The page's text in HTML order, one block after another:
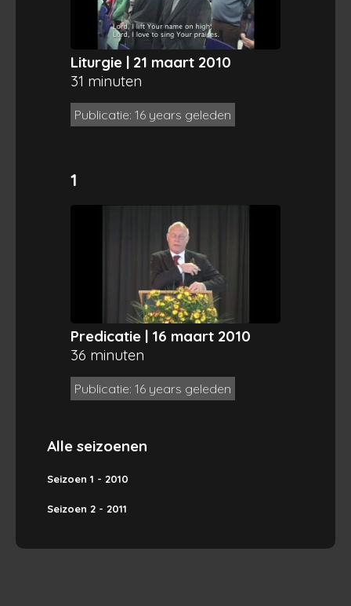
Liturgie | 21 maart 2010
31 minuten
Publicatie: 16 years geleden
1
Predicatie | 16 maart 2010
36 minuten
Publicatie: 16 years geleden
Alle seizoenen
Seizoen 1 - 2010
Seizoen 2 - 2011